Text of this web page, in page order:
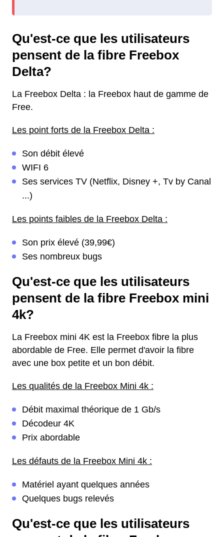
Qu'est-ce que les utilisateurs
pensent de la fibre Freebox
Delta?
La Freebox Delta : la Freebox haut de gamme de
Free.
Les point forts de la Freebox Delta :
Son débit élevé
WIFI 6
Ses services TV (Netflix, Disney +, Tv by Canal
...)
Les points faibles de la Freebox Delta :
Son prix élevé (39,99€)
Ses nombreux bugs
Qu'est-ce que les utilisateurs
pensent de la fibre Freebox mini
4k?
La Freebox mini 4K est la Freebox fibre la plus
abordable de Free. Elle permet d'avoir la fibre
avec une box petite et un bon débit.
Les qualités de la Freebox Mini 4k :
Débit maximal théorique de 1 Gb/s
Décodeur 4K
Prix abordable
Les défauts de la Freebox Mini 4k :
Matériel ayant quelques années
Quelques bugs relevés
Qu'est-ce que les utilisateurs